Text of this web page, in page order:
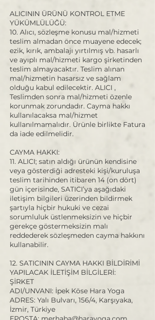
ALICININ ÜRÜNÜ KONTROL ETME
YÜKÜMLÜLÜĞÜ:
10. Alıcı, sözleşme konusu mal/hizmeti
teslim almadan önce muayene edecek;
ezik, kırık, ambalajı yırtılmış vb. hasarlı
ve ayıplı mal/hizmeti kargo şirketinden
teslim almayacaktır. Teslim alınan
mal/hizmetin hasarsız ve sağlam
olduğu kabul edilecektir. ALICI ,
Teslimden sonra mal/hizmeti özenle
korunmak zorundadır. Cayma hakkı
kullanılacaksa mal/hizmet
kullanılmamalıdır. Ürünle birlikte Fatura
da iade edilmelidir.
CAYMA HAKKI:
11. ALICI; satın aldığı ürünün kendisine
veya gösterdiği adresteki kişi/kuruluşa
teslim tarihinden itibaren 14 (on dört)
gün içerisinde, SATICI’ya aşağıdaki
iletişim bilgileri üzerinden bildirmek
şartıyla hiçbir hukuki ve cezai
sorumluluk üstlenmeksizin ve hiçbir
gerekçe göstermeksizin malı
reddederek sözleşmeden cayma hakkını
kullanabilir.
12. SATICININ CAYMA HAKKI BİLDİRİMİ
YAPILACAK İLETİŞİM BİLGİLERİ:
ŞİRKET
ADI/UNVANI: İpek Köse Hara Yoga
ADRES: Yalı Bulvarı, 156/4, Karşıyaka,
İzmir, Türkiye